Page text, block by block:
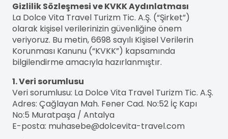
Gizlilik Sözleşmesi ve KVKK Aydınlatması
La Dolce Vita Travel Turizm Tic. A.Ş. (“Şirket”)
olarak kişisel verilerinizin güvenliğine önem
veriyoruz. Bu metin, 6698 sayılı Kişisel Verilerin
Korunması Kanunu (“KVKK”) kapsamında
bilgilendirme amacıyla hazırlanmıştır.
1. Veri sorumlusu
Veri sorumlusu: La Dolce Vita Travel Turizm Tic. A.Ş.
Adres: Çağlayan Mah. Fener Cad. No:52 İç Kapı
No:5 Muratpaşa / Antalya
E-posta: muhasebe@dolcevita-travel.com